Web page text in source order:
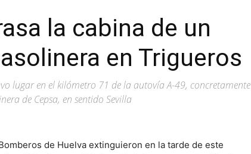
la cabina de un
en Trigueros
lugar en el kilómetro 71 de la autovía A-49, concretamente
de Cepsa, en sentido Sevilla
de Huelva extinguieron en la tarde de este